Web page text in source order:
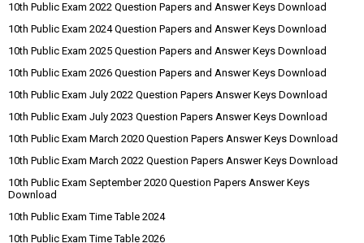
10th Public Exam 2022 Question Papers and Answer Keys Download
10th Public Exam 2024 Question Papers and Answer Keys Download
10th Public Exam 2025 Question Papers and Answer Keys Download
10th Public Exam 2026 Question Papers and Answer Keys Download
10th Public Exam July 2022 Question Papers Answer Keys Download
10th Public Exam July 2023 Question Papers Answer Keys Download
10th Public Exam March 2020 Question Papers Answer Keys Download
10th Public Exam March 2022 Question Papers Answer Keys Download
10th Public Exam September 2020 Question Papers Answer Keys
Download
10th Public Exam Time Table 2024
10th Public Exam Time Table 2026